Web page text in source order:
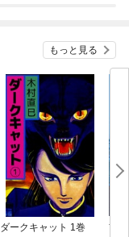
もっと見る
ダークキャット 1巻 前